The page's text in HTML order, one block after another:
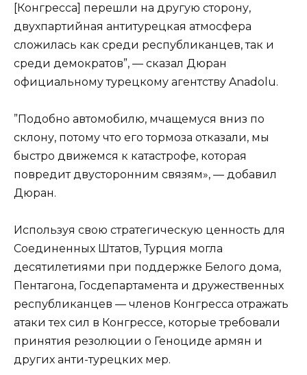
[Конгресса] перешли на другую сторону,
двухпартийная антитурецкая атмосфера
сложилась как среди республиканцев, так и
среди демократов”, — сказал Дюран
официальному турецкому агентству Anadolu.
”Подобно автомобилю, мчащемуся вниз по
склону, потому что его тормоза отказали, мы
быстро движемся к катастрофе, которая
повредит двусторонним связям», — добавил
Дюран.
Используя свою стратегическую ценность для
Соединенных Штатов, Турция могла
десятилетиями при поддержке Белого дома,
Пентагона, Госдепартамента и дружественных
республиканцев — членов Конгресса отражать
атаки тех сил в Конгрессе, которые требовали
принятия резолюции о Геноциде армян и
других анти-турецких мер.